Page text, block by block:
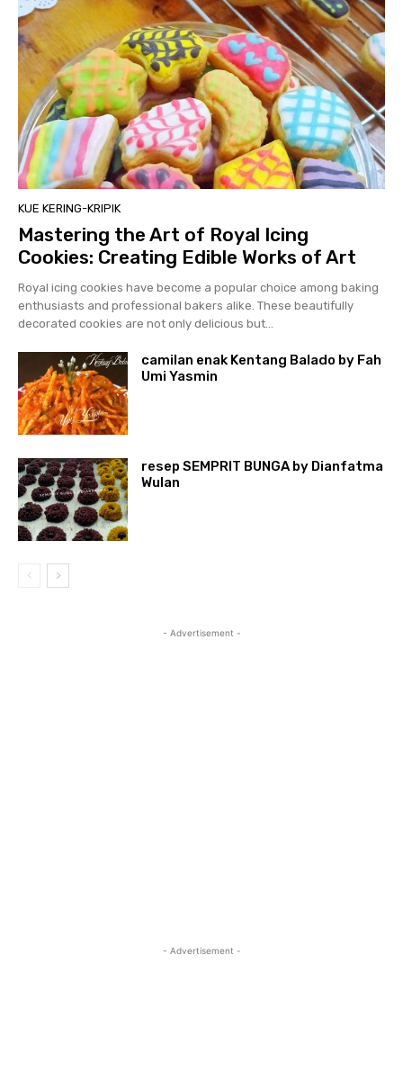
KUE KERING-KRIPIK
Mastering the Art of Royal Icing
Cookies: Creating Edible Works of Art
Royal icing cookies have become a popular choice among baking
enthusiasts and professional bakers alike. These beautifully
decorated cookies are not only delicious but...
camilan enak Kentang Balado by Fah
Umi Yasmin
resep SEMPRIT BUNGA by Dianfatma
Wulan
- Advertisement -
- Advertisement -